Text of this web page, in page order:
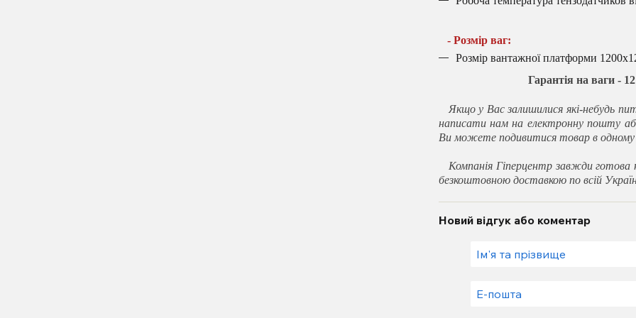
- Розмір ваг:
Розмір вантажної платформи
Гарантія на ваги -
Якщо у Вас залишилися які-небудь
написати нам на електронну пошту
Ви можете подивитися товар в одному
Компанія Гіперцентр завжди готова
безкоштовною доставкою по всій
Новий відгук або коментар